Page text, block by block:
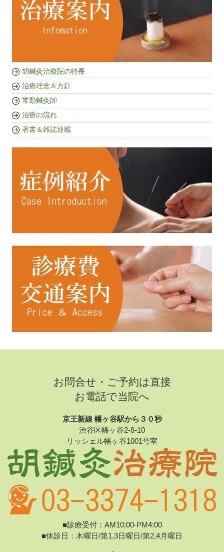
胡鍼灸治療院の特長
治療理念＆方針
常勤鍼灸師
治療の流れ
著書＆雑誌連載
お問合せ・ご予約は直接
お電話で当院へ
京王新線 幡ヶ谷駅から３０秒
渋谷区幡ヶ谷2-8-10
リッシェル幡ヶ谷1001号室
■診療受付：AM10:00-PM4:00
■休診日：木曜日/第1,3日曜日/第2,4月曜日